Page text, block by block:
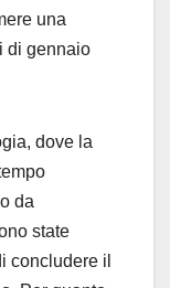
una
di gennaio
dove la
da
state
concludere il